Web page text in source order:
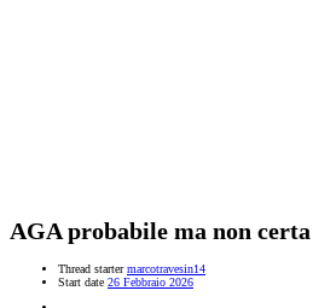
AGA probabile ma non certa
Thread starter marcotravesin14
Start date 26 Febbraio 2026